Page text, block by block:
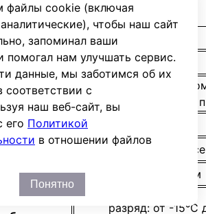
файлы cookie (включая
чтобы наш сайт
запоминал ваши
помогал нам улучшать сервис.
данные, мы заботимся об их
соответствии с
наш веб-сайт, вы
его Политикой
в отношении файлов
Понятно
в блоке
12
17 Aч при 20-
Uкон. - 1.75 В/Эл
разряда
230A (5
14 мОм
разряд: от -15°С